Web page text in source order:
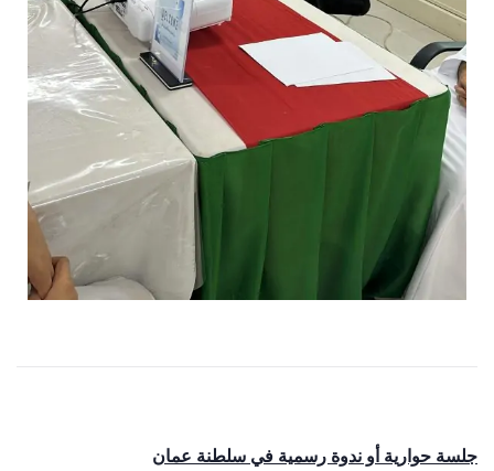
جلسة حوارية أو ندوة رسمية في سلطنة عمان